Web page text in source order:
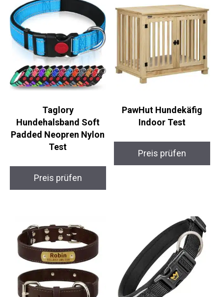
Taglory
Hundehalsband Soft
Padded Neopren Nylon
Test
Preis prüfen
PawHut Hundekäfig
Indoor Test
Preis prüfen